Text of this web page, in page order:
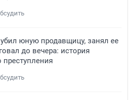
юную продавщицу, занял ее
до вечера: история
преступления